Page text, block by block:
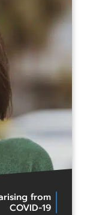
from
COVID-19